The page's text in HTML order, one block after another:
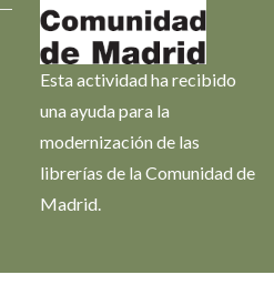
Esta actividad ha recibido
una ayuda para la
modernización de las
librerías de la Comunidad de
Madrid.